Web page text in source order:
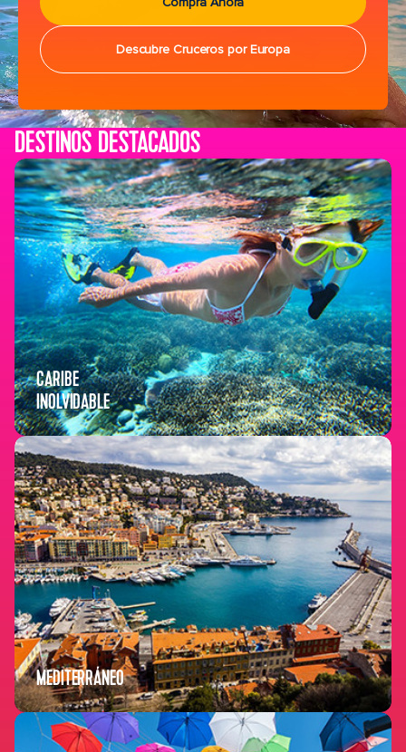
Descubre Cruceros por Europa
DESTINOS DESTACADOS
CARIBE
INOLVIDABLE
MEDITERRÁNEO